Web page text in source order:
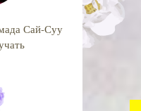
Сай-Суу